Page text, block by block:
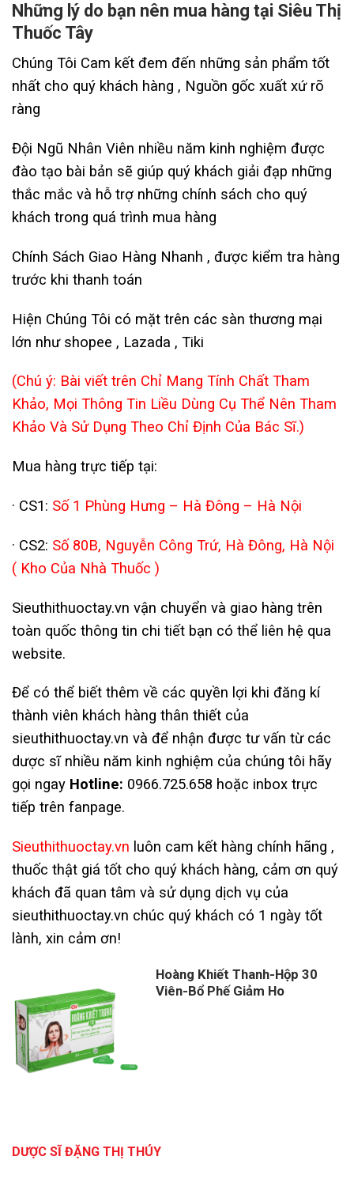
Những lý do bạn nên mua hàng tại Siêu Thị
Thuốc Tây
Chúng Tôi Cam kết đem đến những sản phẩm tốt
nhất cho quý khách hàng , Nguồn gốc xuất xứ rõ
ràng
Đội Ngũ Nhân Viên nhiều năm kinh nghiệm được
đào tạo bài bản sẽ giúp quý khách giải đạp những
thắc mắc và hỗ trợ những chính sách cho quý
khách trong quá trình mua hàng
Chính Sách Giao Hàng Nhanh , được kiểm tra hàng
trước khi thanh toán
Hiện Chúng Tôi có mặt trên các sàn thương mại
lớn như shopee , Lazada , Tiki
(Chú ý: Bài viết trên Chỉ Mang Tính Chất Tham
Khảo, Mọi Thông Tin Liều Dùng Cụ Thể Nên Tham
Khảo Và Sử Dụng Theo Chỉ Định Của Bác Sĩ.)
Mua hàng trực tiếp tại:
· CS1: Số 1 Phùng Hưng – Hà Đông – Hà Nội
· CS2: Số 80B, Nguyễn Công Trứ, Hà Đông, Hà Nội
( Kho Của Nhà Thuốc )
Sieuthithuoctay.vn vận chuyển và giao hàng trên
toàn quốc thông tin chi tiết bạn có thể liên hệ qua
website.
Để có thể biết thêm về các quyền lợi khi đăng kí
thành viên khách hàng thân thiết của
sieuthithuoctay.vn và để nhận được tư vấn từ các
dược sĩ nhiều năm kinh nghiệm của chúng tôi hãy
gọi ngay Hotline: 0966.725.658 hoặc inbox trực
tiếp trên fanpage.
Sieuthithuoctay.vn luôn cam kết hàng chính hãng ,
thuốc thật giá tốt cho quý khách hàng, cảm ơn quý
khách đã quan tâm và sử dụng dịch vụ của
sieuthithuoctay.vn chúc quý khách có 1 ngày tốt
lành, xin cảm ơn!
Hoàng Khiết Thanh-Hộp 30
Viên-Bổ Phế Giảm Ho
DƯỢC SĨ ĐẶNG THỊ THÚY